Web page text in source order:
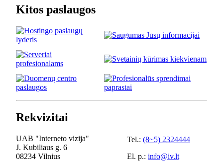
Kitos paslaugos
Rekvizitai
UAB "Interneto vizija"
J. Kubiliaus g. 6
08234 Vilnius
Tel.: (8~5) 2324444
El. p.: info@iv.lt